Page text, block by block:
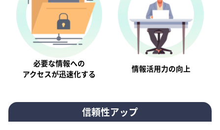
必要な情報への
アクセスが迅速化する
情報活⽤⼒の向上
信頼性アップ